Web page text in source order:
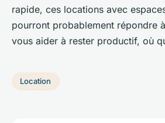
rapide, ces locations avec
pourront probablement répondre
vous aider à rester productif, où
Location